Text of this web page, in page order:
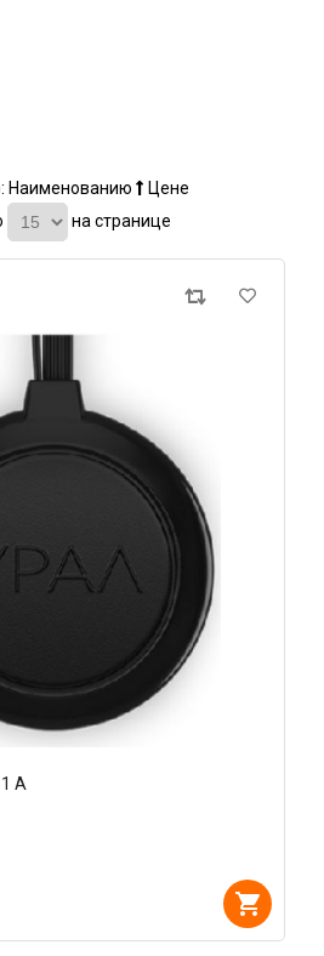
Наименованию
Цене
на странице
А